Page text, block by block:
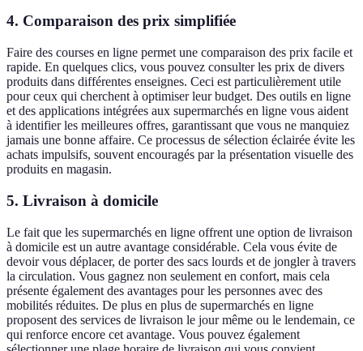
4. Comparaison des prix simplifiée
Faire des courses en ligne permet une comparaison des prix facile et
rapide. En quelques clics, vous pouvez consulter les prix de divers
produits dans différentes enseignes. Ceci est particulièrement utile
pour ceux qui cherchent à optimiser leur budget. Des outils en ligne
et des applications intégrées aux supermarchés en ligne vous aident
à identifier les meilleures offres, garantissant que vous ne manquiez
jamais une bonne affaire. Ce processus de sélection éclairée évite les
achats impulsifs, souvent encouragés par la présentation visuelle des
produits en magasin.
5. Livraison à domicile
Le fait que les supermarchés en ligne offrent une option de livraison
à domicile est un autre avantage considérable. Cela vous évite de
devoir vous déplacer, de porter des sacs lourds et de jongler à travers
la circulation. Vous gagnez non seulement en confort, mais cela
présente également des avantages pour les personnes avec des
mobilités réduites. De plus en plus de supermarchés en ligne
proposent des services de livraison le jour même ou le lendemain, ce
qui renforce encore cet avantage. Vous pouvez également